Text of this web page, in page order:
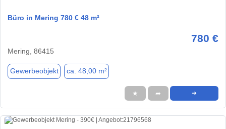
Büro in Mering 780 € 48 m²
780 €
Mering, 86415
Gewerbeobjekt ca. 48,00 m²
★ ➦ ➜